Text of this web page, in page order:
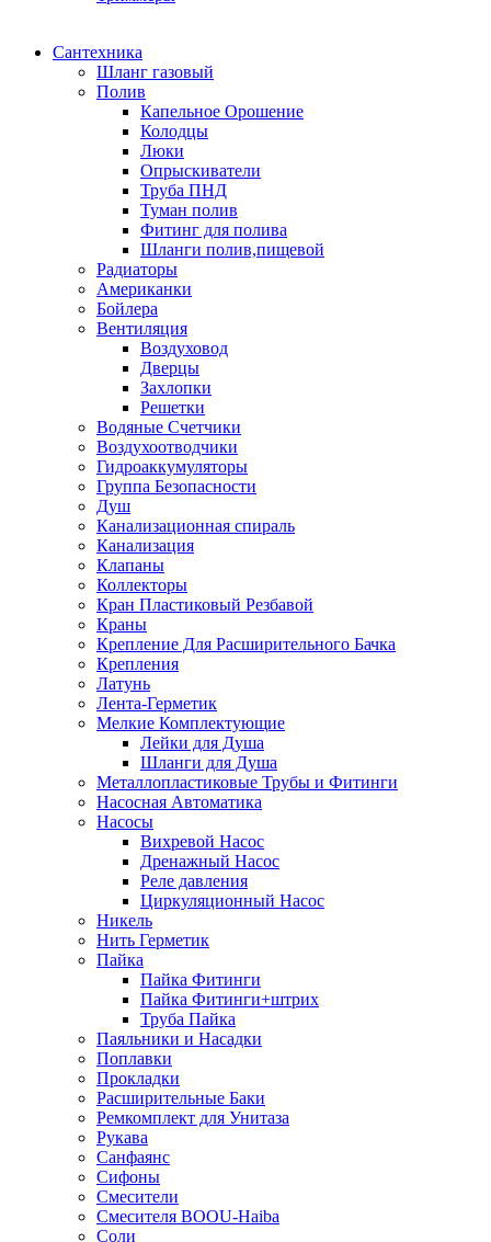
Сантехника
Шланг газовый
Полив
Капельное Орошение
Колодцы
Люки
Опрыскиватели
Труба ПНД
Туман полив
Фитинг для полива
Шланги полив,пищевой
Радиаторы
Американки
Бойлера
Вентиляция
Воздуховод
Дверцы
Захлопки
Решетки
Водяные Счетчики
Воздухоотводчики
Гидроаккумуляторы
Группа Безопасности
Душ
Канализационная спираль
Канализация
Клапаны
Коллекторы
Кран Пластиковый Резбавой
Краны
Крепление Для Расширительного Бачка
Крепления
Латунь
Лента-Герметик
Мелкие Комплектующие
Лейки для Душа
Шланги для Душа
Металлопластиковые Трубы и Фитинги
Насосная Автоматика
Насосы
Вихревой Насос
Дренажный Насос
Реле давления
Циркуляционный Насос
Никель
Нить Герметик
Пайка
Пайка Фитинги
Пайка Фитинги+штрих
Труба Пайка
Паяльники и Насадки
Поплавки
Прокладки
Расширительные Баки
Ремкомплект для Унитаза
Рукава
Санфаянс
Сифоны
Смесители
Смесителя BOOU-Haiba
Соли